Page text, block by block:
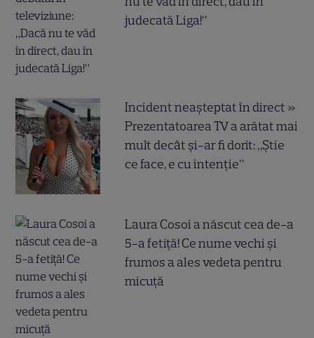
judecată Liga!”
Incident neașteptat în direct »
Prezentatoarea TV a arătat mai
mult decât și-ar fi dorit: „Știe
ce face, e cu intenție”
Laura Cosoi a născut cea de-a
5-a fetiță! Ce nume vechi și
frumos a ales vedeta pentru
micuță